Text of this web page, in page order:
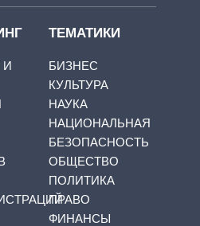
И
ТЕМАТИКИ
БИЗНЕС
КУЛЬТУРА
НАУКА
НАЦИОНАЛЬНАЯ
БЕЗОПАСНОСТЬ
ОБЩЕСТВО
ПОЛИТИКА
ПРАВО
ФИНАНСЫ